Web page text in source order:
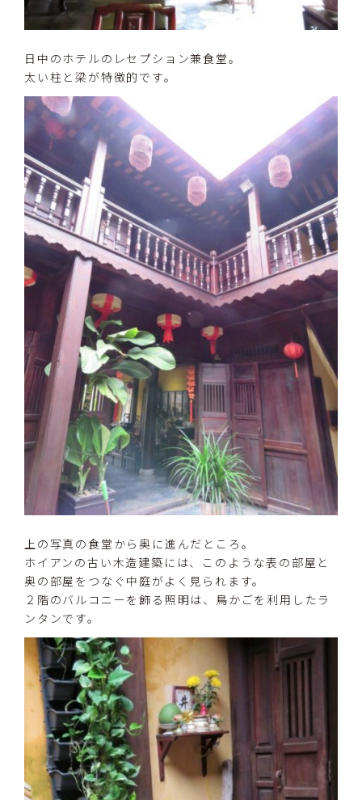
日中のホテルのレセプション兼食堂。
太い柱と梁が特徴的です。
上の写真の食堂から奥に進んだところ。
ホイアンの古い木造建築には、このような表の部屋と
奥の部屋をつなぐ中庭がよく見られます。
２階のバルコニーを飾る照明は、鳥かごを利用したラ
ンタンです。